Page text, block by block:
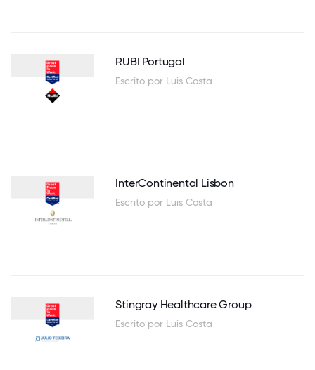
RUBI Portugal
Escrito por Luis Costa
InterContinental Lisbon
Escrito por Luis Costa
Stingray Healthcare Group
Escrito por Luis Costa